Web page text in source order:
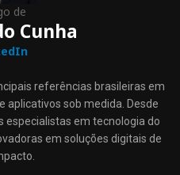
de
Cunha
referências brasileiras em
aplicativos sob medida. Desde
especialistas em tecnologia do
em soluções digitais de